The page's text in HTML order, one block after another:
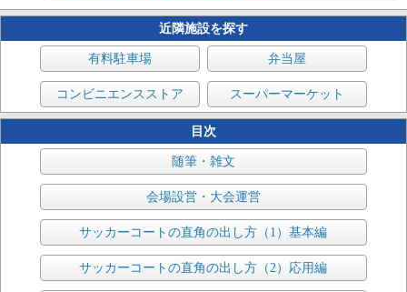
近隣施設を探す
有料駐車場 弁当屋
コンビニエンスストア スーパーマーケット
目次
随筆・雑文
会場設営・大会運営
サッカーコートの直角の出し方（1）基本編
サッカーコートの直角の出し方（2）応用編